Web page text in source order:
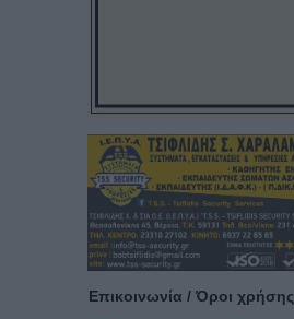
Επικοινωνία / Όροι χρήσης